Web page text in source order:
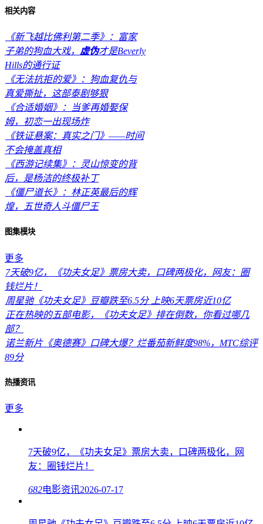
相关内容
《新飞越比佛利第二季》：富家
子弟的狗血大戏， 虚伪才是Beverly
Hills的通行证
《无法抗拒的爱》：狗血复仇与
真爱撕扯，这部泰剧够狠
《合适婚姻》：当爹再婚娶保
姆，初恋一出现场炸
《铁证悬案：真实之门》——时间
不会掩盖真相
《西游记续集》：灵山惊变的背
后，是杨洁的终极补丁
《僵尸道长》：林正英最后的辉
煌，五世奇人斗僵尸王
图集模块
更多
7天破9亿，《功夫女足》票房大卖，口碑两极化，网友：圈
钱烂片！
周星驰《功夫女足》豆瓣跌至6.5分 上映6天票房近10亿
正在热映的五部电影，《功夫女足》排在倒数，你看过哪几
部？
诺兰新片《奥德赛》口碑大爆？烂番茄新鲜度98%，MTC综评
89分
热播资讯
更多
7天破9亿，《功夫女足》票房大卖，口碑两极化，网
友：圈钱烂片！
682电影资讯2026-07-17